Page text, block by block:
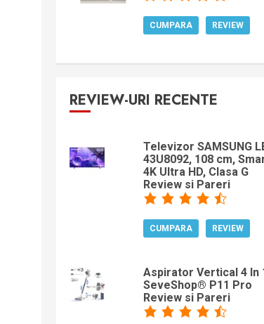
CUMPARA REVIEW
REVIEW-URI RECENTE
Televizor SAMSUNG
43U8092, 108 cm,
4K Ultra HD, Clasa G
Review si Pareri
CUMPARA REVIEW
Aspirator Vertical 4 In
SeveShop® P11 Pro
Review si Pareri